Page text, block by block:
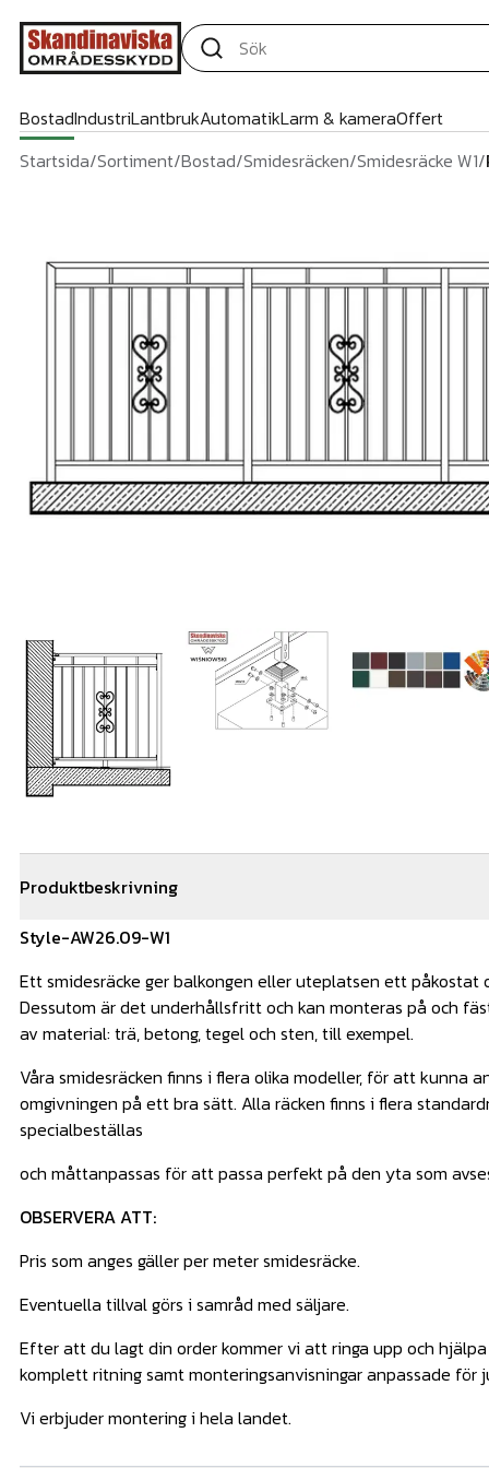
BostadIndustriLantbrukAutomatikLarm & kameraOffert
Startsida/Sortiment/Bostad/Smidesräcken/Smidesräcke W1/
Produktbeskrivning
Style-AW26.09-W1
Ett smidesräcke ger balkongen eller uteplatsen ett påkostat
Dessutom är det underhållsfritt och kan monteras på och
av material: trä, betong, tegel och sten, till exempel.
Våra smidesräcken finns i flera olika modeller, för att kunna
omgivningen på ett bra sätt. Alla räcken finns i flera
specialbeställas
och måttanpassas för att passa perfekt på den yta som
OBSERVERA ATT:
Pris som anges gäller per meter smidesräcke.
Eventuella tillval görs i samråd med säljare.
Efter att du lagt din order kommer vi att ringa upp och
komplett ritning samt monteringsanvisningar anpassade för
Vi erbjuder montering i hela landet.